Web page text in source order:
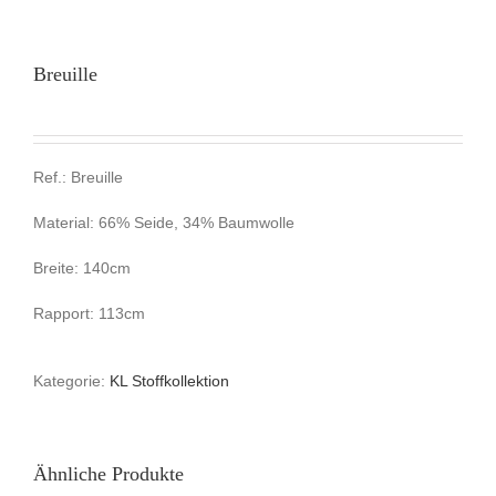
Breuille
Ref.: Breuille
Material: 66% Seide, 34% Baumwolle
Breite: 140cm
Rapport: 113cm
Kategorie: KL Stoffkollektion
Ähnliche Produkte